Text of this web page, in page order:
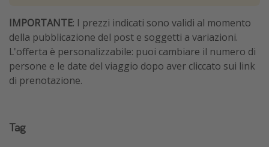
IMPORTANTE: I prezzi indicati sono validi al momento
della pubblicazione del post e soggetti a variazioni.
L'offerta è personalizzabile: puoi cambiare il numero di
persone e le date del viaggio dopo aver cliccato sui link
di prenotazione.
Tag